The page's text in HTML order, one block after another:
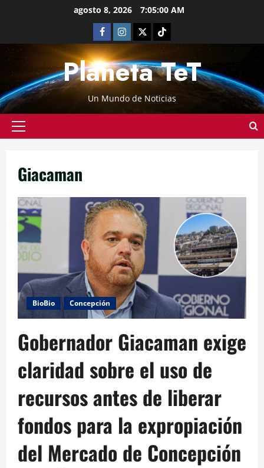
agosto 8, 2026 7:05:01 AM
Planeta TeT
Un Mundo de Noticias
Giacaman
BioBio Concepción
Gobernador Giacaman exige
claridad sobre el uso de
recursos antes de liberar
fondos para la expropiación
del Mercado de Concepción